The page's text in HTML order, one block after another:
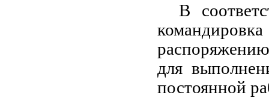
В
для
постоянной